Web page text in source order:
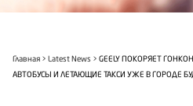
Главная Latest News
GEELY ПОКОРЯЕТ
АВТОБУСЫ И ЛЕТАЮЩИЕ ТАКСИ УЖЕ В ГОРОДЕ